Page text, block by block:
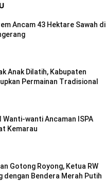
Ancam 43 Hektare Sawah di
Anak Dilatih, Kabupaten
Permainan Tradisional
Wanti-wanti Ancaman ISPA
Kemarau
Gotong Royong, Ketua RW
dengan Bendera Merah Putih